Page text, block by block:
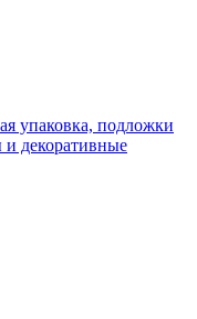
упаковка, подложки
декоративные